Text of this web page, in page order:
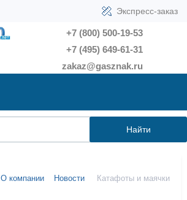
Экспресс-заказ
+7 (800) 500-19-53
+7 (495) 649-61-31
zakaz@gasznak.ru
Найти
О компании Новости
Катафоты и маячки